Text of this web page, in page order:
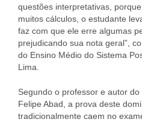
questões interpretativas,
muitos cálculos, o estudante
faz com que ele erre algumas
prejudicando sua nota geral”,
do Ensino Médio do Sistema
Lima.
Segundo o professor e autor
Felipe Abad, a prova deste
tradicionalmente caem no